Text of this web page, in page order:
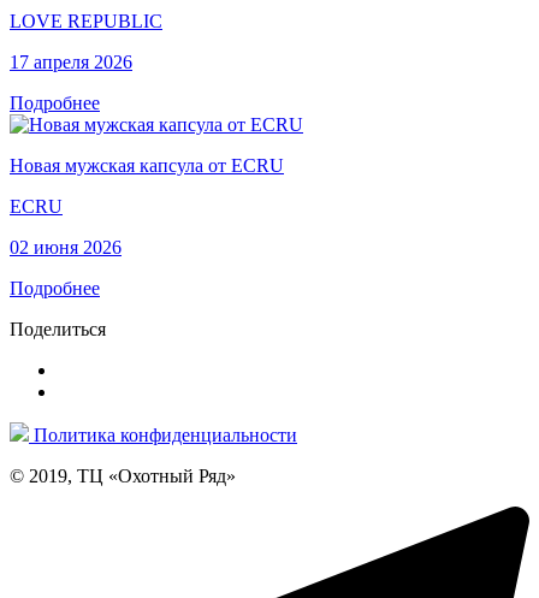
LOVE REPUBLIC
17 апреля 2026
Подробнее
Новая мужская капсула от ECRU
ECRU
02 июня 2026
Подробнее
Поделиться
Политика конфиденциальности
© 2019, ТЦ «Охотный Ряд»